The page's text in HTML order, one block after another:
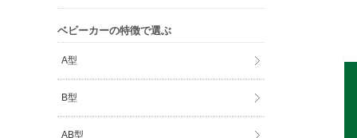
ベビーカーの特徴で選ぶ
A型
B型
AB型